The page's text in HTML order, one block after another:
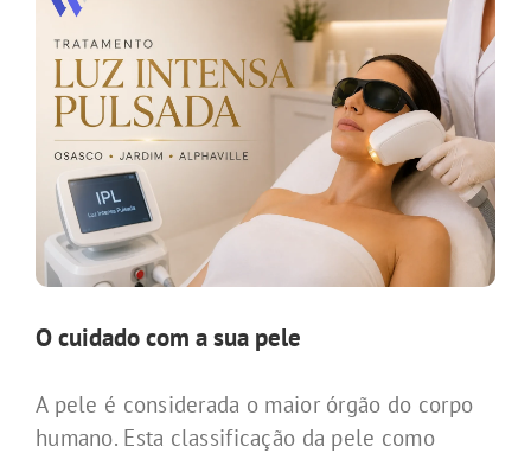
O cuidado com a sua pele
A pele é considerada o maior órgão do corpo
humano. Esta classificação da pele como